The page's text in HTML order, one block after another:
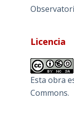
Licencia
Esta obra
Commons.